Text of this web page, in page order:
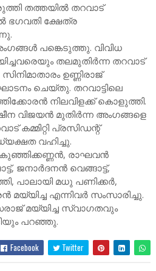
തത്തയിൽ തറവാട്
ഭഗവതി ക്ഷേത്ര
പങ്കെടുത്തു. വിവിധ
തലമുതിർന്ന തറവാട്
ഉണ്ണിരാജ്
ചെയ്തു. തറവാട്ടിലെ
നിലവിളക്ക് കൊളുത്തി.
ഷീന വിജയൻ മുതിർന്ന അംഗങ്ങളെ
കമ്മിറ്റി പ്രസിഡന്റ്
വഹിച്ചു.
രാഘവൻ
ജനാർദനൻ വെങ്ങാട്ട്,
പാലായി മധു പണിക്കർ,
എന്നിവർ സംസാരിച്ചു.
മയ്യിച്ച സ്വാഗതവും
പറഞ്ഞു.
Facebook Twitter